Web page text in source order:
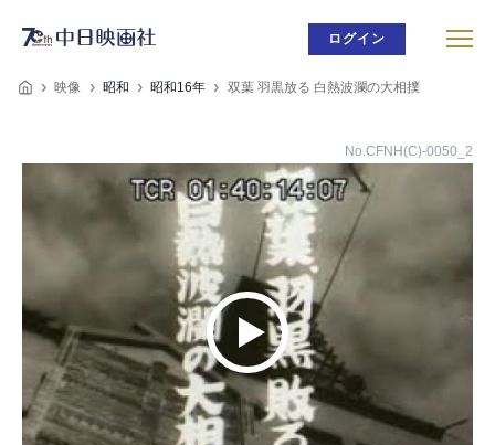
ログイン
映像 昭和 昭和16年 双葉 羽黒放る 白熱波瀾の大相撲
No.CFNH(C)-0050_2